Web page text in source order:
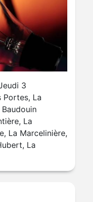
3
Portes, La
La
La Marcelinière,
La